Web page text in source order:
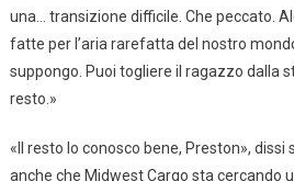
una… transizione difficile. Che peccato.
fatte per l’aria rarefatta del nostro
suppongo. Puoi togliere il ragazzo dalla
resto.»
«Il resto lo conosco bene, Preston», dissi
anche che Midwest Cargo sta cercando